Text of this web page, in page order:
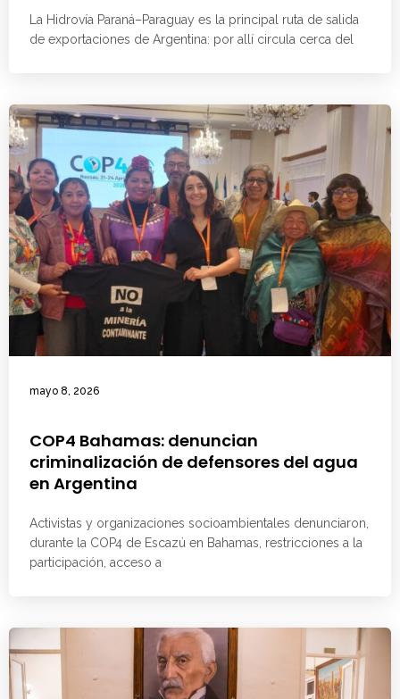
La Hidrovía Paraná–Paraguay es la principal ruta de salida
de exportaciones de Argentina: por allí circula cerca del
mayo 8, 2026
COP4 Bahamas: denuncian
criminalización de defensores del agua
en Argentina
Activistas y organizaciones socioambientales denunciaron,
durante la COP4 de Escazú en Bahamas, restricciones a la
participación, acceso a